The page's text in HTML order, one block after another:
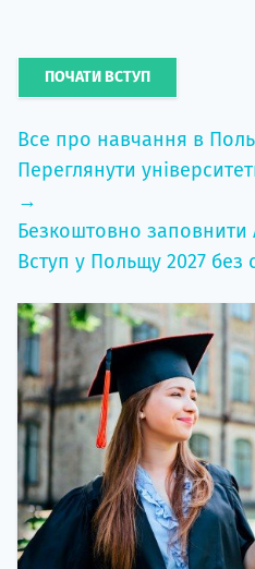
ПОЧАТИ ВСТУП
Все про навчання в
Переглянути
→
Безкоштовно заповнити
Вступ у Польщу 2027 без